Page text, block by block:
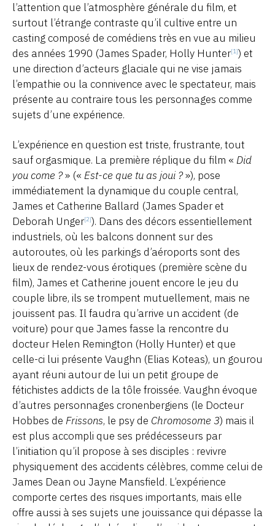
l’attention que l’atmosphère générale du film, et
surtout l’étrange contraste qu’il cultive entre un
casting composé de comédiens très en vue au milieu
des années 1990 (James Spader, Holly Hunter[1]) et
une direction d’acteurs glaciale qui ne vise jamais
l’empathie ou la connivence avec le spectateur, mais
présente au contraire tous les personnages comme
sujets d’une expérience.
L’expérience en question est triste, frustrante, tout
sauf orgasmique. La première réplique du film « Did
you come ?» (« Est-ce que tu as joui ?»), pose
immédiatement la dynamique du couple central,
James et Catherine Ballard (James Spader et
Deborah Unger[2]). Dans des décors essentiellement
industriels, où les balcons donnent sur des
autoroutes, où les parkings d’aéroports sont des
lieux de rendez-vous érotiques (première scène du
film), James et Catherine jouent encore le jeu du
couple libre, ils se trompent mutuellement, mais ne
jouissent pas. Il faudra qu’arrive un accident (de
voiture) pour que James fasse la rencontre du
docteur Helen Remington (Holly Hunter) et que
celle-ci lui présente Vaughn (Elias Koteas), un gourou
ayant réuni autour de lui un petit groupe de
fétichistes addicts de la tôle froissée. Vaughn évoque
d’autres personnages cronenbergiens (le Docteur
Hobbes de Frissons, le psy de Chromosome 3) mais il
est plus accompli que ses prédécesseurs par
l’initiation qu’il propose à ses disciples : revivre
physiquement des accidents célèbres, comme celui de
James Dean ou Jayne Mansfield. L’expérience
comporte certes des risques importants, mais elle
offre aussi à ses sujets une jouissance qui dépasse la